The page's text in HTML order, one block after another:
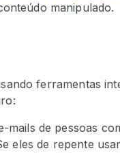
manipulado.
ferramentas
mails de pessoas
eles de repente